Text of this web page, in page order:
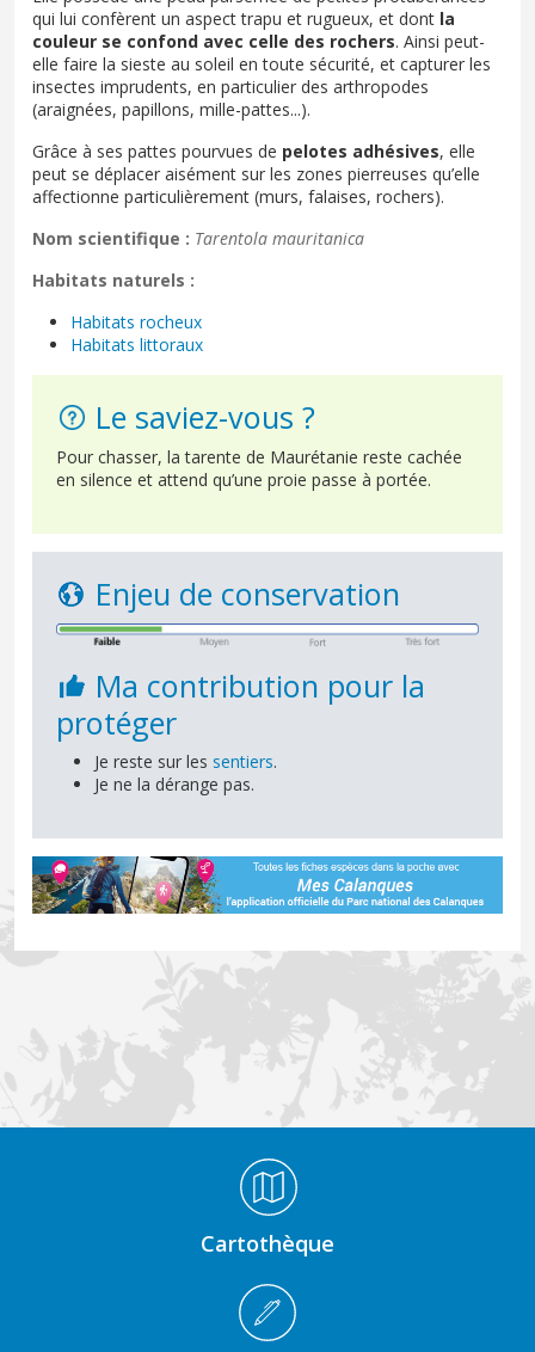
qui lui confèrent un aspect trapu et rugueux, et dont la
couleur se confond avec celle des rochers. Ainsi peut-
elle faire la sieste au soleil en toute sécurité, et capturer les
insectes imprudents, en particulier des arthropodes
(araignées, papillons, mille-pattes...).
Grâce à ses pattes pourvues de pelotes adhésives, elle
peut se déplacer aisément sur les zones pierreuses qu’elle
affectionne particulièrement (murs, falaises, rochers).
Nom scientifique : Tarentola mauritanica
Habitats naturels :
Habitats rocheux
Habitats littoraux
Le saviez-vous ?
Pour chasser, la tarente de Maurétanie reste cachée
en silence et attend qu’une proie passe à portée.
Enjeu de conservation
Ma contribution pour la
protéger
Je reste sur les sentiers.
Je ne la dérange pas.
Cartothèque